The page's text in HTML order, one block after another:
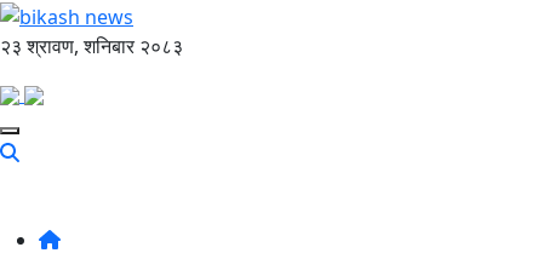
२३ श्रावण, शनिबार २०८३